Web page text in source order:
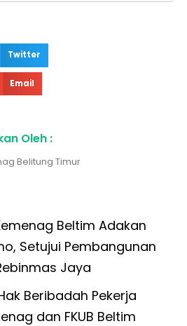
Twitter
Email
Oleh :
Belitung Timur
Beltim Adakan
Setujui Pembangunan
Jaya
Beribadah Pekerja
dan FKUB Beltim